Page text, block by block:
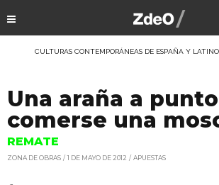
CULTURAS CONTEMPORÁNEAS DE ESPAÑA Y
Una araña a
comerse una
REMATE
ZONA DE OBRAS 1 DE MAYO DE 2012 APUESTAS